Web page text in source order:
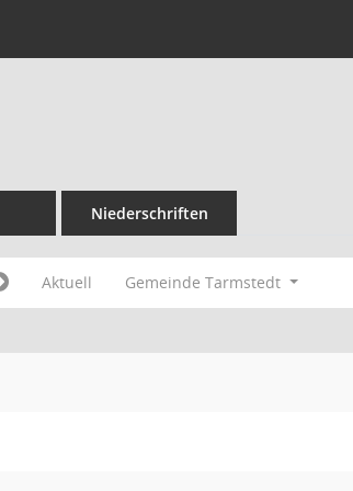
Niederschriften
Aktuell Gemeinde Tarmstedt